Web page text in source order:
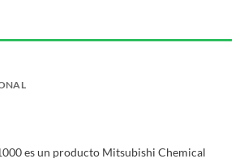
es un producto Mitsubishi Chemical